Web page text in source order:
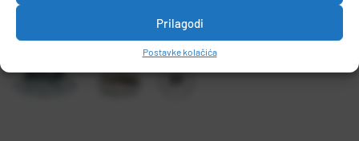
Prilagodi
Postavke kolačića